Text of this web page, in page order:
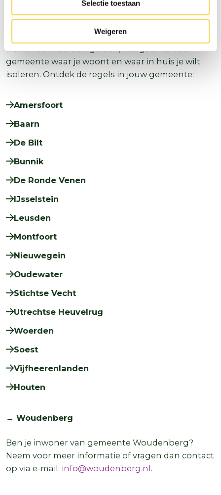
Selectie toestaan
Weigeren
Of je een omgevingsvergunning nodig hebt en
gemeente waar je woont en waar in huis je wilt
isoleren. Ontdek de regels in jouw gemeente:
Amersfoort
Baarn
De Bilt
Bunnik
De Ronde Venen
IJsselstein
Leusden
Montfoort
Nieuwegein
Oudewater
Stichtse Vecht
Utrechtse Heuvelrug
Woerden
Soest
Vijfheerenlanden
Houten
→ Woudenberg
Ben je inwoner van gemeente Woudenberg?
Neem voor meer informatie of vragen dan contact
op via e-mail: info@woudenberg.nl.